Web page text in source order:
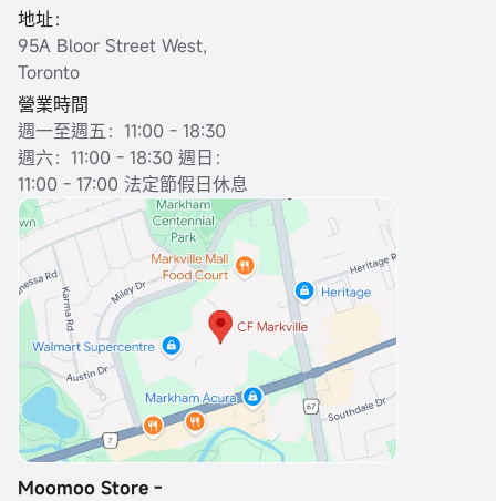
地址：
95A Bloor Street West,
Toronto
營業時間
週一至週五：11:00 - 18:30
週六：11:00 - 18:30 週日：
11:00 - 17:00 法定節假日休息
Moomoo Store -